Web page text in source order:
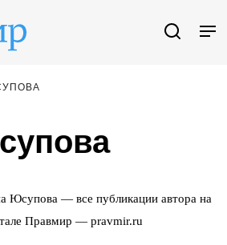
Юсупова — все публикации автора на
Правмир — pravmir.ru